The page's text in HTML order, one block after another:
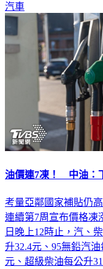
汽車
油價連7凍！ 中油：
考量亞鄰國家補貼仍
連續第7周宣布價格凍
日晚上12時止，汽、
升32.4元、95無鉛汽
元、超級柴油每公升31